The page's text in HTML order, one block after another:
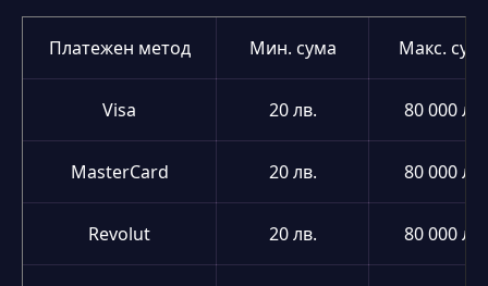
Платежен метод Мин. сума Макс.
Visa 20 лв. 80 000 лв.
MasterCard 20 лв. 80 000 лв.
Revolut 20 лв. 80 000 лв.